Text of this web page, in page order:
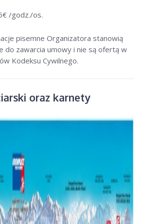
€ /godz./os.
pisemne Organizatora stanowią
do zawarcia umowy i nie są ofertą w
Kodeksu Cywilnego.
oraz karnety